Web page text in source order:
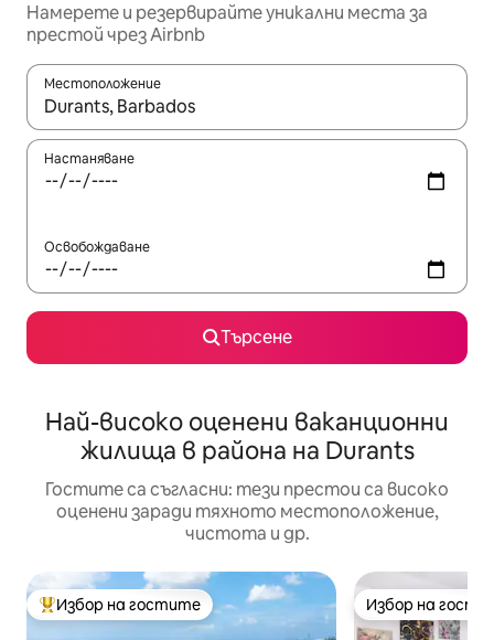
Намерете и резервирайте уникални места за
престой чрез Airbnb
Местоположение
Когато резултатите се покажат, използвайте
Настаняване
Освобождаване
Търсене
Най-високо оценени ваканционни
жилища в района на Durants
Гостите са съгласни: тези престои са високо
оценени заради тяхното местоположение,
чистота и др.
Най-популярен избор на гостите
Избор на гостите Избор на
Избор на